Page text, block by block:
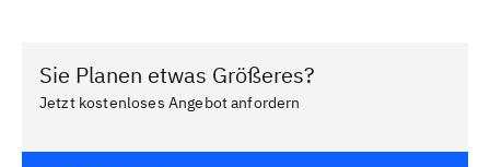
Sie Planen etwas Größeres?
Jetzt kostenloses Angebot anfordern